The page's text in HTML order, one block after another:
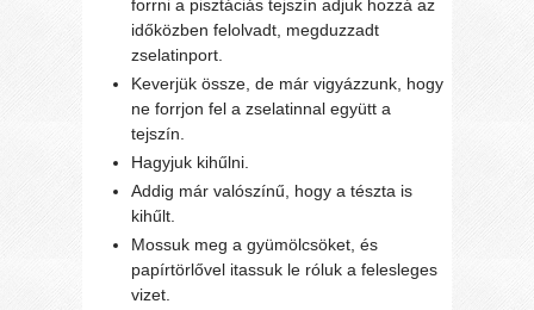
forrni a pisztáciás tejszín adjuk hozzá az
időközben felolvadt, megduzzadt
zselatinport.
Keverjük össze, de már vigyázzunk, hogy
ne forrjon fel a zselatinnal együtt a
tejszín.
Hagyjuk kihűlni.
Addig már valószínű, hogy a tészta is
kihűlt.
Mossuk meg a gyümölcsöket, és
papírtörlővel itassuk le róluk a felesleges
vizet.